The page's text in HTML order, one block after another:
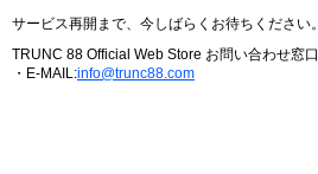
サービス再開まで、今しばらくお待ちください。
TRUNC 88 Official Web Store お問い合わせ窓口
・E-MAIL:info@trunc88.com